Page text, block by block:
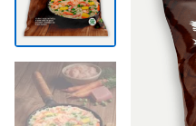
sirena